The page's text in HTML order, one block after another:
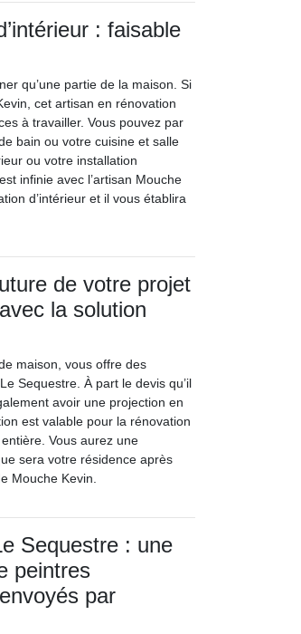
: faisable
qu’une partie de la maison. Si
cet artisan en rénovation
à travailler. Vous pouvez par
bain ou votre cuisine et salle
ou votre installation
infinie avec l’artisan Mouche
d’intérieur et il vous établira
de votre projet
la solution
maison, vous offre des
Sequestre. À part le devis qu’il
avoir une projection en
est valable pour la rénovation
Vous aurez une
sera votre résidence après
Mouche Kevin.
Sequestre : une
peintres
par